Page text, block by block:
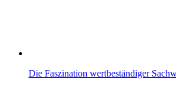
Die Faszination wertbeständiger